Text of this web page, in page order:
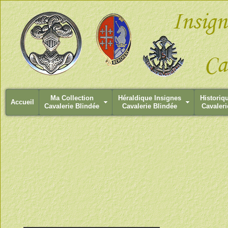
Accueil
Ma Collection
Cavalerie Blindée
Héraldique Insignes
Cavalerie Blindée